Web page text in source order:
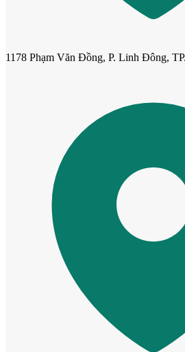
Cửa lùa
1178 Phạm Văn Đồng, P. Linh Đông,